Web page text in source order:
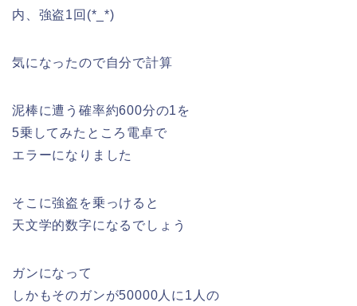
内、強盗1回(*_*)
気になったので自分で計算
泥棒に遭う確率約600分の1を
5乗してみたところ電卓で
エラーになりました
そこに強盗を乗っけると
天文学的数字になるでしょう
ガンになって
しかもそのガンが50000人に1人の